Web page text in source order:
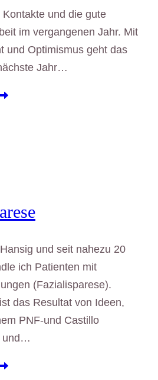
und die gute
im vergangenen Jahr. Mit
und Optimismus geht das
Jahr…
und seit nahezu 20
ich Patienten mit
(Fazialisparese).
das Resultat von Ideen,
PNF-und Castillo
und…